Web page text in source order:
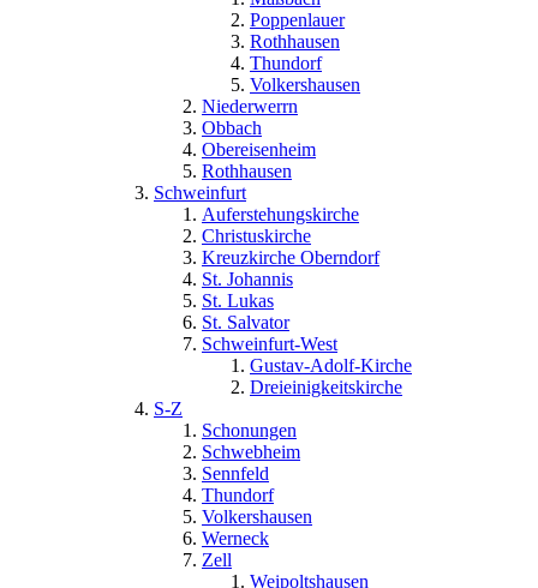
Poppenlauer
Rothhausen
Thundorf
Volkershausen
Niederwerrn
Obbach
Obereisenheim
Rothhausen
Schweinfurt
Auferstehungskirche
Christuskirche
Kreuzkirche Oberndorf
St. Johannis
St. Lukas
St. Salvator
Schweinfurt-West
Gustav-Adolf-Kirche
Dreieinigkeitskirche
S-Z
Schonungen
Schwebheim
Sennfeld
Thundorf
Volkershausen
Werneck
Zell
Weipoltshausen